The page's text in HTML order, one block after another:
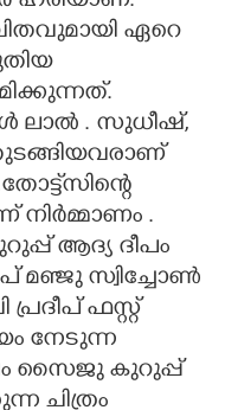
ഏറെ
ലാൽ . സുധീഷ്,
നിർമ്മാണം .
ആദ്യ ദീപം
മഞ്ജു സ്വിച്ചോൺ
ഫസ്റ്റ്
നേടുന്ന
സൈജു കുറുപ്പ്
ചിത്രം